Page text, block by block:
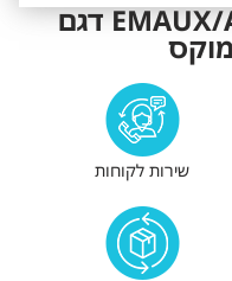
אינלט פיבר EMAUX/ASTRAL דגם
שירות לקוחות